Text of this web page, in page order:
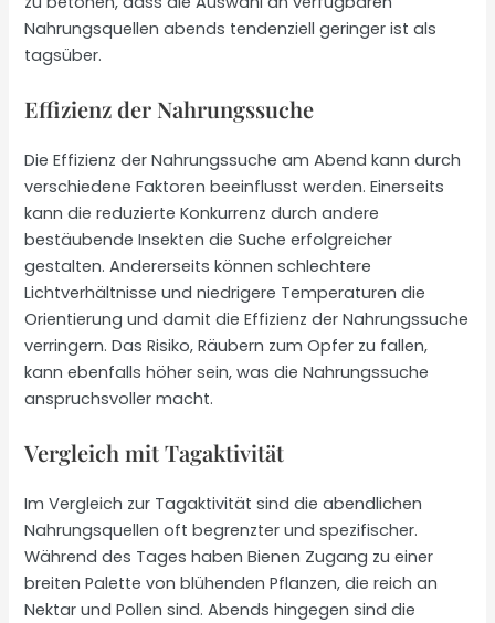
Nahrungsquellen abends tendenziell geringer ist als
tagsüber.
Effizienz der Nahrungssuche
Die Effizienz der Nahrungssuche am Abend kann durch
verschiedene Faktoren beeinflusst werden. Einerseits
kann die reduzierte Konkurrenz durch andere
bestäubende Insekten die Suche erfolgreicher
gestalten. Andererseits können schlechtere
Lichtverhältnisse und niedrigere Temperaturen die
Orientierung und damit die Effizienz der Nahrungssuche
verringern. Das Risiko, Räubern zum Opfer zu fallen,
kann ebenfalls höher sein, was die Nahrungssuche
anspruchsvoller macht.
Vergleich mit Tagaktivität
Im Vergleich zur Tagaktivität sind die abendlichen
Nahrungsquellen oft begrenzter und spezifischer.
Während des Tages haben Bienen Zugang zu einer
breiten Palette von blühenden Pflanzen, die reich an
Nektar und Pollen sind. Abends hingegen sind die